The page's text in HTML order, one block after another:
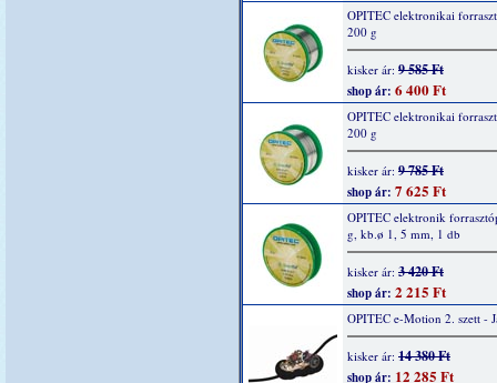
OPITEC elektronikai
200 g
kisker ár: 9 585 Ft
shop ár: 6 400 Ft
OPITEC elektronikai
200 g
kisker ár: 9 785 Ft
shop ár: 7 625 Ft
OPITEC elektronik
g, kb.ø 1, 5 mm, 1 db
kisker ár: 3 420 Ft
shop ár: 2 215 Ft
OPITEC e-Motion 2. szett -
kisker ár: 14 380 Ft
shop ár: 12 285 Ft